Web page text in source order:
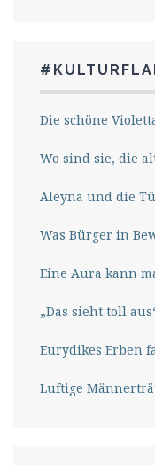
Die schöne
Wo sind sie, die
Aleyna und die
Was Bürger in
Eine Aura kann
„Das sieht toll
Eurydikes Erben
Luftige